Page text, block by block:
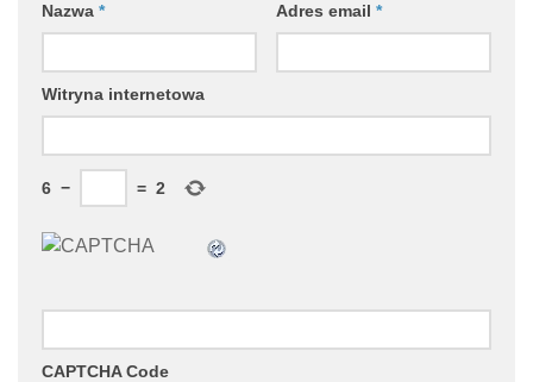
Nazwa * Adres email *
Witryna internetowa
6 − = 2
CAPTCHA Code